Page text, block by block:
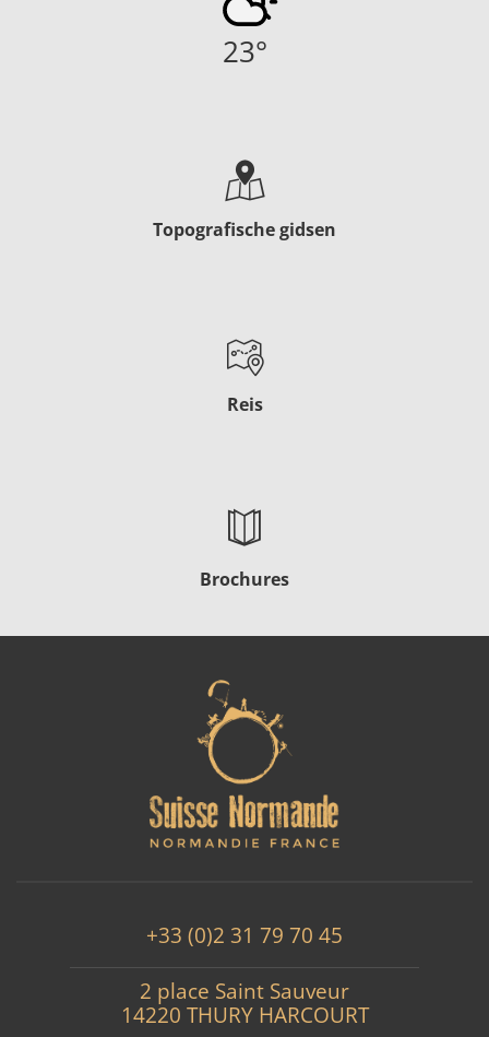
23°
Topografische gidsen
Reis
Brochures
+33 (0)2 31 79 70 45
2 place Saint Sauveur
14220 THURY HARCOURT